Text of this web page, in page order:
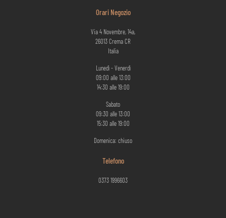
Orari Negozio
Via 4 Novembre, 14a,
26013 Crema CR
Italia
Lunedì - Venerdì
09:00 alle 13:00
14:30 alle 19:00
Sabato
09:30 alle 13:00
15:30 alle 19:00
Domenica: chiuso
Telefono
0373 1996603